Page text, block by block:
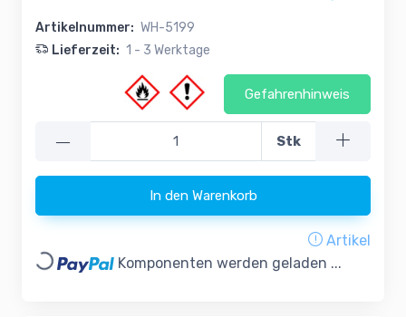
Artikelnummer: WH-5199
Lieferzeit: 1 - 3 Werktage
Gefahrenhinweis
— Stk
In den Warenkorb
Artikel
Loading... Komponenten werden geladen ...